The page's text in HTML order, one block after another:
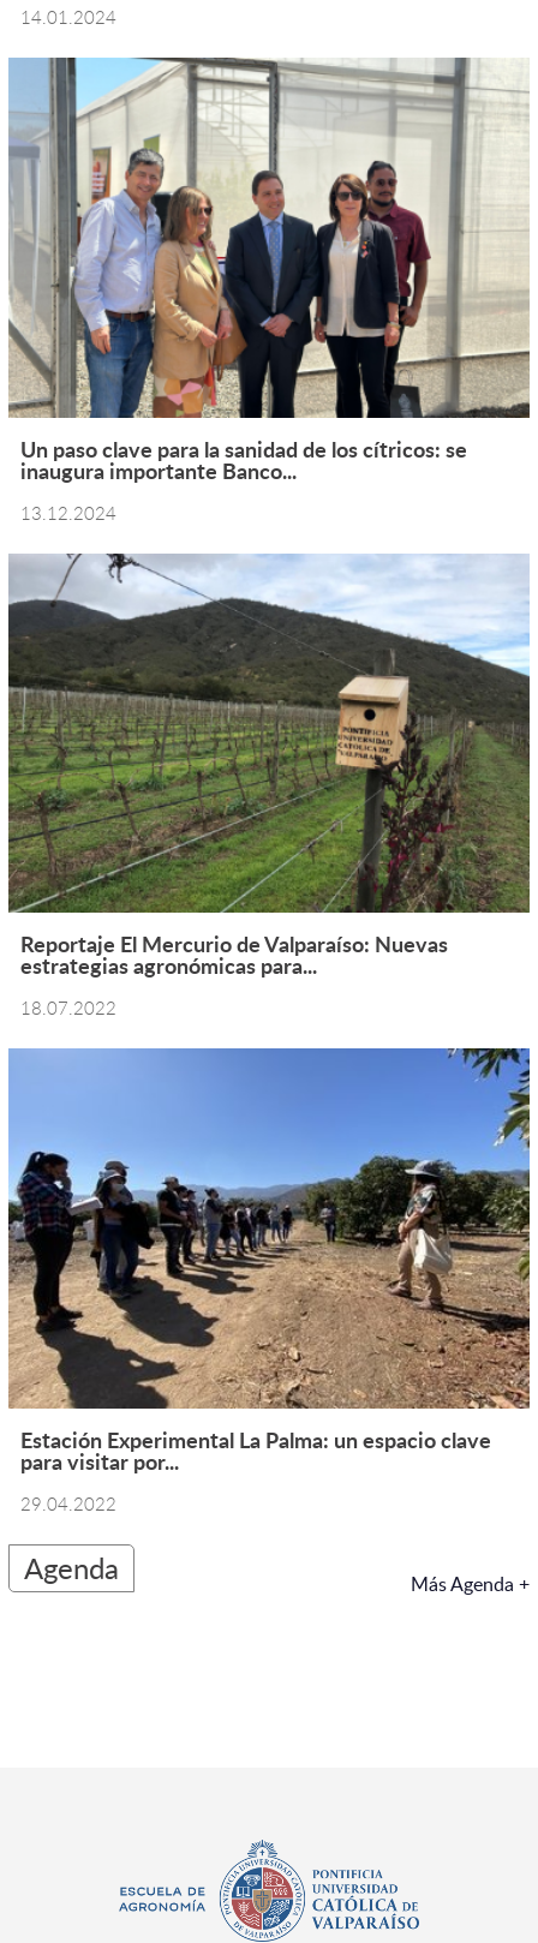
14.01.2024
Un paso clave para la sanidad de los cítricos: se
inaugura importante Banco...
13.12.2024
Reportaje El Mercurio de Valparaíso: Nuevas
estrategias agronómicas para...
18.07.2022
Estación Experimental La Palma: un espacio clave
para visitar por...
29.04.2022
Agenda Más Agenda +